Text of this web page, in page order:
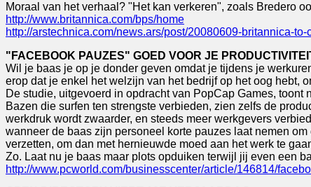
Moraal van het verhaal? "Het kan verkeren", zoals Bredero
http://www.britannica.com/bps/home
http://arstechnica.com/news.ars/post/20080609-britannica-
"FACEBOOK PAUZES" GOED VOOR JE
Wil je baas je op je donder geven omdat je tijdens je
erop dat je enkel het welzijn van het bedrijf op het oog hebt,
De studie, uitgevoerd in opdracht van PopCap Games,
Bazen die surfen ten strengste verbieden, zien zelfs de
werkdruk wordt zwaarder, en steeds meer werkgevers
wanneer de baas zijn personeel korte pauzes laat nemen
verzetten, om dan met hernieuwde moed aan het werk te
Zo. Laat nu je baas maar plots opduiken terwijl jij even een
http://www.pcworld.com/businesscenter/article/146814/